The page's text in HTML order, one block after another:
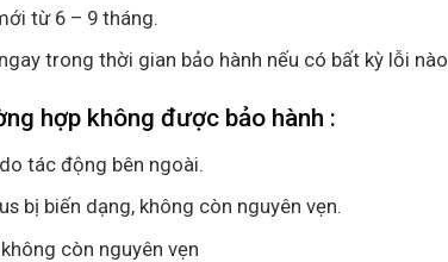
từ 6 – 9 tháng.
trong thời gian bảo hành nếu có bất kỳ lỗi
hợp không được bảo hành :
tác động bên ngoài.
bị biến dạng, không còn nguyên vẹn.
còn nguyên vẹn